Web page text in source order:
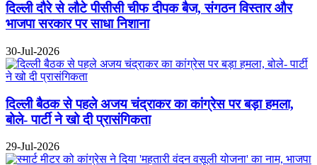
दिल्ली दौरे से लौटे पीसीसी चीफ दीपक बैज, संगठन विस्तार और
भाजपा सरकार पर साधा निशाना
30-Jul-2026
दिल्ली बैठक से पहले अजय चंद्राकर का कांग्रेस पर बड़ा हमला,
बोले- पार्टी ने खो दी प्रासंगिकता
29-Jul-2026